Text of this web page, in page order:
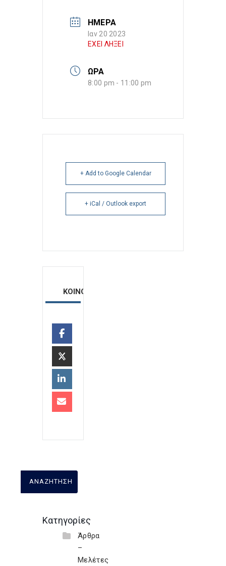
ΗΜΕΡΑ
Ιαν 20 2023
ΕΧΕΙ ΛΗΞΕΙ
ΩΡΑ
8:00 pm - 11:00 pm
+ Add to Google Calendar
+ iCal / Outlook export
ΚΟΙΝΟΠΟΙΗΣΗ
Κατηγορίες
Άρθρα
–
Μελέτες